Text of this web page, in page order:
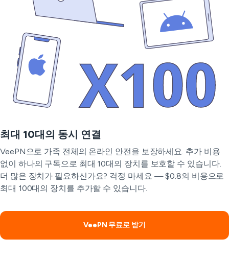
최대 10대의 동시 연결
VeePN으로 가족 전체의 온라인 안전을 보장하세요. 추가 비용
없이 하나의 구독으로 최대 10대의 장치를 보호할 수 있습니다.
더 많은 장치가 필요하신가요? 걱정 마세요 — $0.8의 비용으로
최대 100대의 장치를 추가할 수 있습니다.
VeePN 무료로 받기